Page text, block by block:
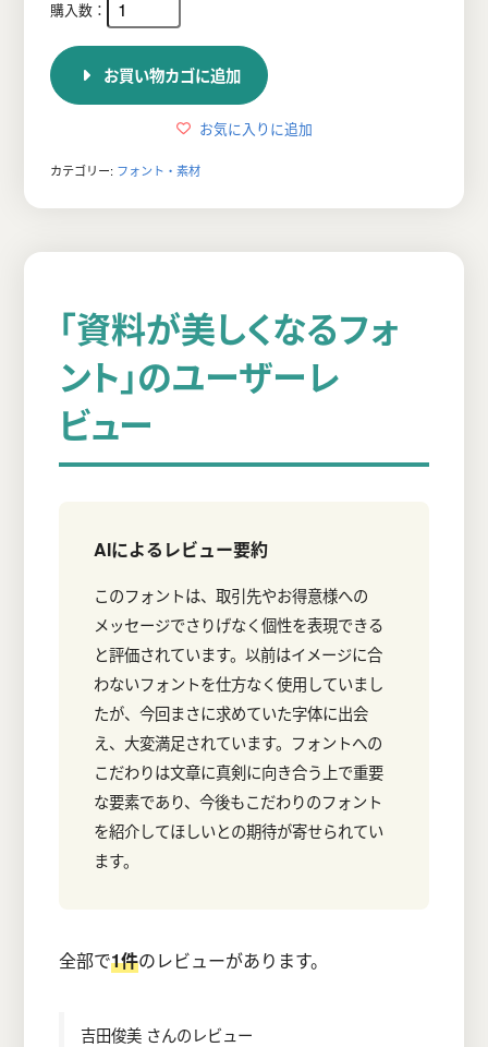
の
価
格
で
し
た。
在
の
価
¥2,980
で
す。
お買い物カゴに追加
お気に入りに追加
カテゴリー: フォント・素材
「資料が美しくなるフォ
ント」のユーザーレ
ビュー
AIによるレビュー要約
このフォントは、取引先やお得意様への
メッセージでさりげなく個性を表現できる
と評価されています。以前はイメージに合
わないフォントを仕方なく使用していまし
たが、今回まさに求めていた字体に出会
え、大変満足されています。フォントへの
こだわりは文章に真剣に向き合う上で重要
な要素であり、今後もこだわりのフォント
を紹介してほしいとの期待が寄せられてい
ます。
全部で1件のレビューがあります。
吉田俊美 さんのレビュー